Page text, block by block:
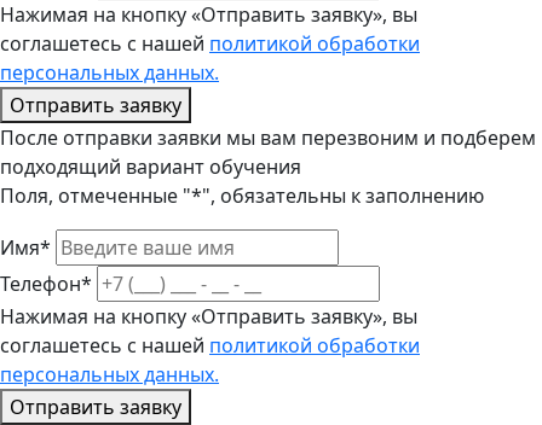
Нажимая на кнопку «Отправить заявку», вы
соглашетесь с нашей политикой обработки
персональных данных.
Отправить заявку
После отправки заявки мы вам перезвоним и подберем
подходящий вариант обучения
Поля, отмеченные "*", обязательны к заполнению
Имя*
Телефон*
Нажимая на кнопку «Отправить заявку», вы
соглашетесь с нашей политикой обработки
персональных данных.
Отправить заявку